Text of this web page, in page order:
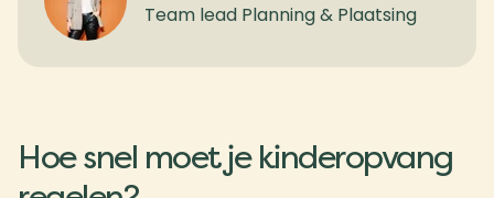
Team lead Planning & Plaatsing
Hoe snel moet je kinderopvang